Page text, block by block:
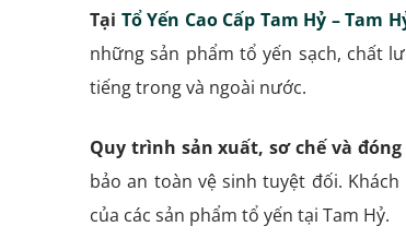
Tại Tổ Yến Cao Cấp Tam Hỷ – Tam
những sản phẩm tổ yến sạch, chất
tiếng trong và ngoài nước.
Quy trình sản xuất, sơ chế và
bảo an toàn vệ sinh tuyệt đối.
của các sản phẩm tổ yến tại Tam Hỷ.